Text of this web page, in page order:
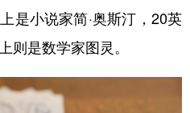
时尚
亚太网 上市公司
是小说家简·奥斯汀，20英
则是数学家图灵。